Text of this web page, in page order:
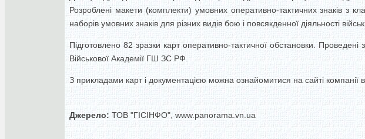
Розроблені макети (комплекти) умовних оперативно-тактичних знаків з
наборів умовних знаків для різних видів бою і повсякденної діяльності
Підготовлено 82 зразки карт оперативно-тактичної обстановки.
Військової Академії ГШ ЗС РФ.
З прикладами карт і документацією можна ознайомитися на сайті компанії в
Джерело: ТОВ "ГІСІНФО", www.panorama.vn.ua